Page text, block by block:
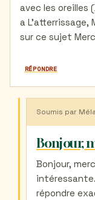
avec les oreilles
a L'atterrissage,
sur ce sujet
RÉPONDRE
Soumis par
En
réponse
à
Altitude
Chavez
(non
vérifié)
Bonjour,
Bonjour,
répondre